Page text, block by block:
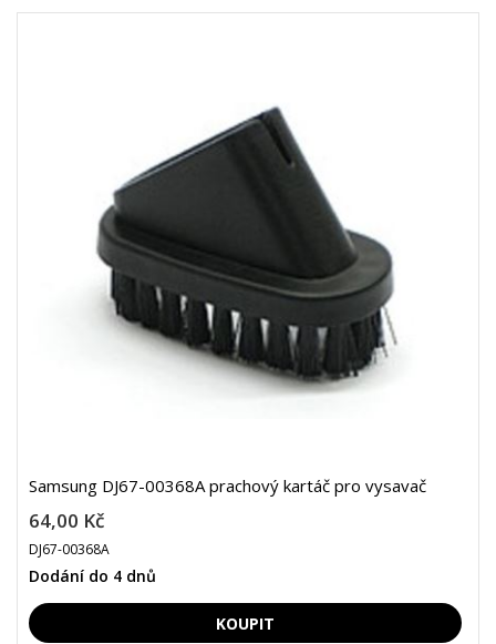
Samsung DJ67-00368A prachový kartáč pro vysavač
64,00 Kč
DJ67-00368A
Dodání do 4 dnů